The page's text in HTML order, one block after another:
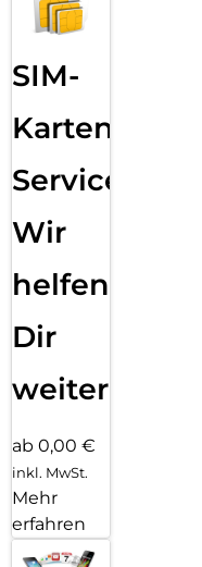
SIM-
Karten
Service:
Wir
helfen
Dir
weiter
ab 0,00 €
inkl. MwSt.
Mehr
erfahren